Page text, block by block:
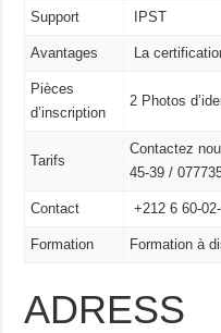
Support IPST
Avantages La
Pièces
d’inscription
2 Photos
Tarifs
Contactez
45-39 /
Contact +212 6 60-
Formation Formation à
ADRESS